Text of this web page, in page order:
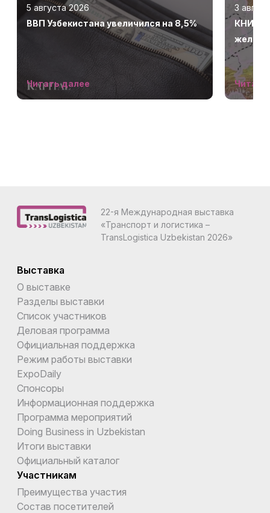
5 августа 2026
ВВП Узбекистана увеличился на 8,5%
Читать далее
3
КНИА
Читать
22-я Международная выставка
«Транспорт и логистика –
TransLogistica Uzbekistan 2026»
Выставка
О выставке
Разделы выставки
Список участников
Деловая программа
Официальная поддержка
Режим работы выставки
ExpoDaily
Спонсоры
Информационная поддержка
Программа мероприятий
Doing Business in Uzbekistan
Итоги выставки
Официальный каталог
Участникам
Преимущества участия
Состав посетителей